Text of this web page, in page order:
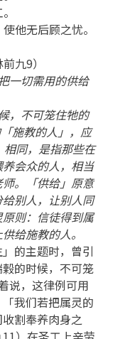
他无后顾之忧。
九9）
一切需用的供给
，不可笼住牠的
施教的人」，应
同，是指那些在
会众的人，相当
。「供给」原意
别人，让别人同
则：信徒得到属
给施教的人。
的主题时，曾引
的时候，不可笼
说，这律例可用
我们若把属灵的
割奉养肉身之